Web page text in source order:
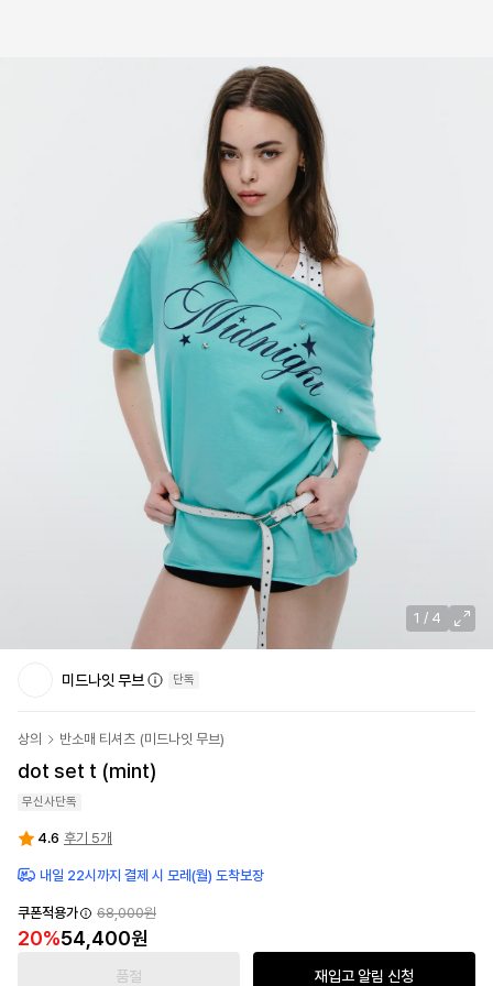
1 / 4
미드나잇 무브 단독
상의 반소매 티셔츠 (미드나잇 무브)
dot set t (mint)
무신사단독
4.6 후기 5개
내일 22시까지 결제 시 모레(월) 도착보장
쿠폰적용가 68,000원
20%54,400원
품절 재입고 알림 신청